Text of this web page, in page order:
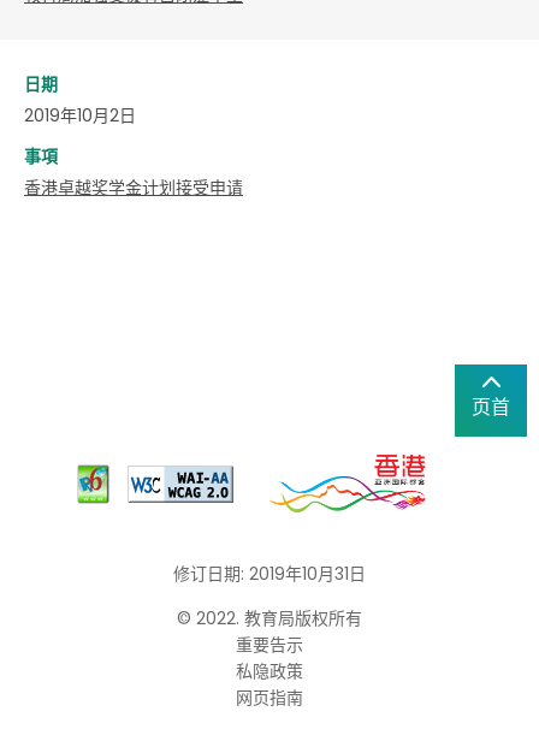
日期
2019年10月2日
事項
香港卓越奖学金计划接受申请
页首
修订日期: 2019年10月31日
© 2022. 教育局版权所有
重要告示
私隐政策
网页指南